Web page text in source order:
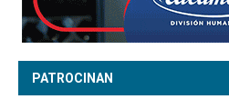
PATROCINAN